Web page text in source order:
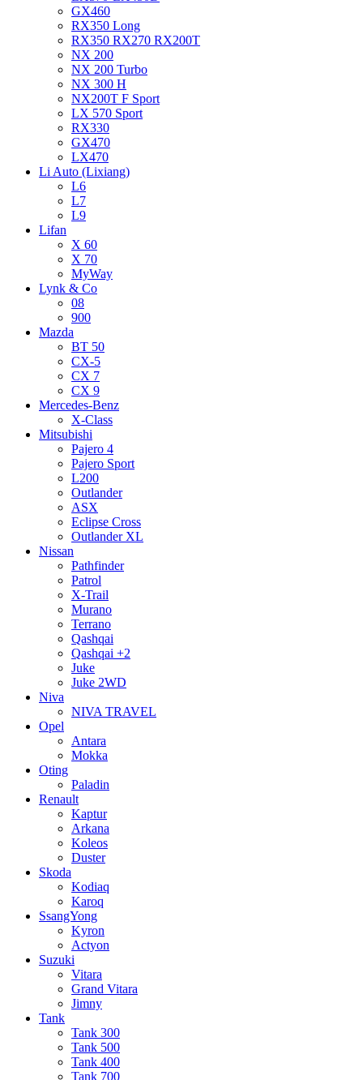
GX460
RX350 Long
RX350 RX270 RX200T
NX 200
NX 200 Turbo
NX 300 H
NX200T F Sport
LX 570 Sport
RX330
GX470
LX470
Li Auto (Lixiang)
L6
L7
L9
Lifan
X 60
X 70
MyWay
Lynk & Co
08
900
Mazda
BT 50
CX-5
CX 7
CX 9
Mercedes-Benz
X-Class
Mitsubishi
Pajero 4
Pajero Sport
L200
Outlander
ASX
Eclipse Cross
Outlander XL
Nissan
Pathfinder
Patrol
X-Trail
Murano
Terrano
Qashqai
Qashqai +2
Juke
Juke 2WD
Niva
NIVA TRAVEL
Opel
Antara
Mokka
Oting
Paladin
Renault
Kaptur
Arkana
Koleos
Duster
Skoda
Kodiaq
Karoq
SsangYong
Kyron
Actyon
Suzuki
Vitara
Grand Vitara
Jimny
Tank
Tank 300
Tank 500
Tank 400
Tank 700